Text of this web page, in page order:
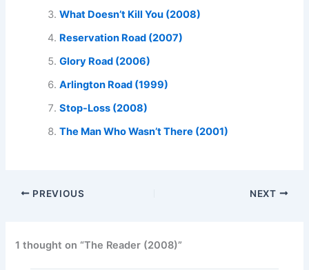
What Doesn’t Kill You (2008)
Reservation Road (2007)
Glory Road (2006)
Arlington Road (1999)
Stop-Loss (2008)
The Man Who Wasn’t There (2001)
PREVIOUS NEXT
1 thought on “The Reader (2008)”